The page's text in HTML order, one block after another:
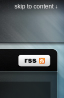
skip to content ↓